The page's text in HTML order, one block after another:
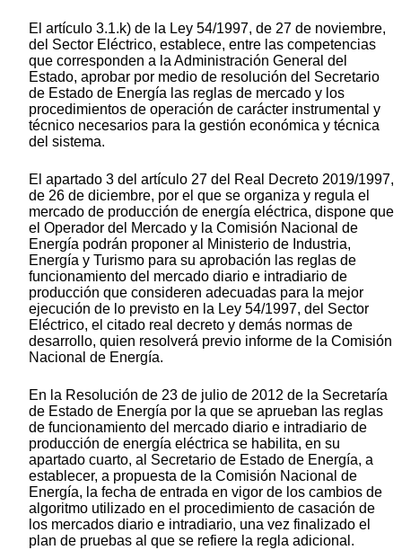
El artículo 3.1.k) de la Ley 54/1997, de 27 de noviembre,
del Sector Eléctrico, establece, entre las competencias
que corresponden a la Administración General del
Estado, aprobar por medio de resolución del Secretario
de Estado de Energía las reglas de mercado y los
procedimientos de operación de carácter instrumental y
técnico necesarios para la gestión económica y técnica
del sistema.
El apartado 3 del artículo 27 del Real Decreto 2019/1997,
de 26 de diciembre, por el que se organiza y regula el
mercado de producción de energía eléctrica, dispone que
el Operador del Mercado y la Comisión Nacional de
Energía podrán proponer al Ministerio de Industria,
Energía y Turismo para su aprobación las reglas de
funcionamiento del mercado diario e intradiario de
producción que consideren adecuadas para la mejor
ejecución de lo previsto en la Ley 54/1997, del Sector
Eléctrico, el citado real decreto y demás normas de
desarrollo, quien resolverá previo informe de la Comisión
Nacional de Energía.
En la Resolución de 23 de julio de 2012 de la Secretaría
de Estado de Energía por la que se aprueban las reglas
de funcionamiento del mercado diario e intradiario de
producción de energía eléctrica se habilita, en su
apartado cuarto, al Secretario de Estado de Energía, a
establecer, a propuesta de la Comisión Nacional de
Energía, la fecha de entrada en vigor de los cambios de
algoritmo utilizado en el procedimiento de casación de
los mercados diario e intradiario, una vez finalizado el
plan de pruebas al que se refiere la regla adicional.